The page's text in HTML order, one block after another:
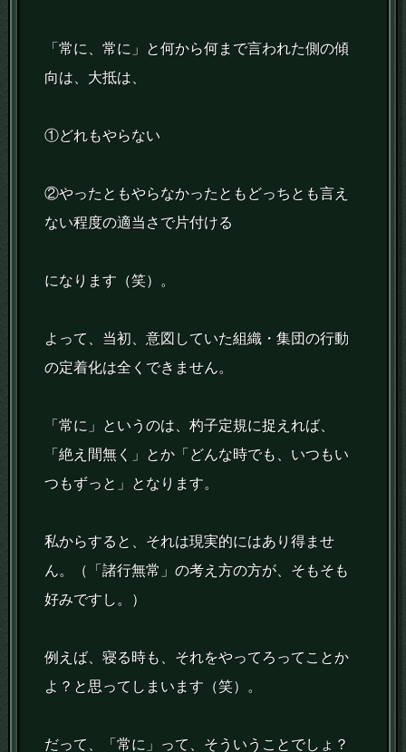
「常に、常に」と何から何まで言われた側の傾
向は、大抵は、
①どれもやらない
②やったともやらなかったともどっちとも言え
ない程度の適当さで片付ける
になります（笑）。
よって、当初、意図していた組織・集団の行動
の定着化は全くできません。
「常に」というのは、杓子定規に捉えれば、
「絶え間無く」とか「どんな時でも、いつもい
つもずっと」となります。
私からすると、それは現実的にはあり得ませ
ん。（「諸行無常」の考え方の方が、そもそも
好みですし。）
例えば、寝る時も、それをやってろってことか
よ？と思ってしまいます（笑）。
だって、「常に」って、そういうことでしょ？